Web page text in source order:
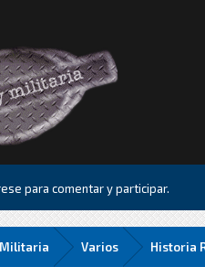
para comentar y participar.
Militaria Varios Historia